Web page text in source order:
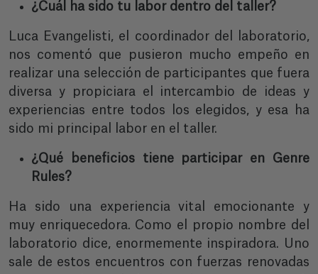
¿Cuál ha sido tu labor dentro del taller?
Luca Evangelisti, el coordinador del laboratorio,
nos comentó que pusieron mucho empeño en
realizar una selección de participantes que fuera
diversa y propiciara el intercambio de ideas y
experiencias entre todos los elegidos, y esa ha
sido mi principal labor en el taller.
¿Qué beneficios tiene participar en Genre
Rules?
Ha sido una experiencia vital emocionante y
muy enriquecedora. Como el propio nombre del
laboratorio dice, enormemente inspiradora. Uno
sale de estos encuentros con fuerzas renovadas